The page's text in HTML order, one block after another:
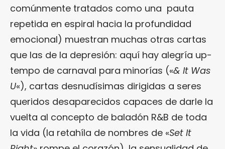
comúnmente tratados como una pauta
repetida en espiral hacia la profundidad
emocional) muestran muchas otras cartas
que las de la depresión: aquí hay alegría up-
tempo de carnaval para minorías («& It Was
U«), cartas desnudísimas dirigidas a seres
queridos desaparecidos capaces de darle la
vuelta al concepto de baladón R&B de toda
la vida (la retahíla de nombres de «Set It